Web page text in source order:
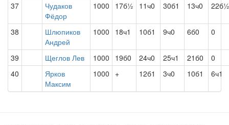
37
Чудаков
Фёдор
1000 17б½ 11ч0 30б1 13ч0 22б½
38
Шлюпиков
Андрей
1000 18ч1 10б1 9ч0 6б0 0
39 Щеглов Лев 1000 19б0 24ч0 25ч1 21б0
0
40
Ярков
Максим
1000 + 12б1 3ч0 10б1 6ч1